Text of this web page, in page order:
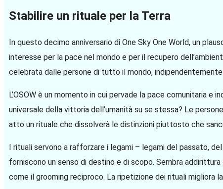
Stabilire un rituale per la Terra
In questo decimo anniversario di One Sky One World, un
interesse per la pace nel mondo e per il recupero
celebrata dalle persone di tutto il mondo, indipendentemente
L’OSOW è un momento in cui pervade la pace comunitaria
universale della vittoria dell’umanità su se stessa? Le
atto un rituale che dissolverà le distinzioni piuttosto che
I rituali servono a rafforzare i legami – legami del passato,
forniscono un senso di destino e di scopo. Sembra
come il grooming reciproco. La ripetizione dei rituali migliora